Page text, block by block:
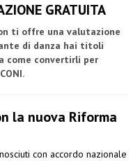
GRATUITA
ti offre una valutazione
di danza hai titoli
come convertirli per
la nuova Riforma
con accordo nazionale